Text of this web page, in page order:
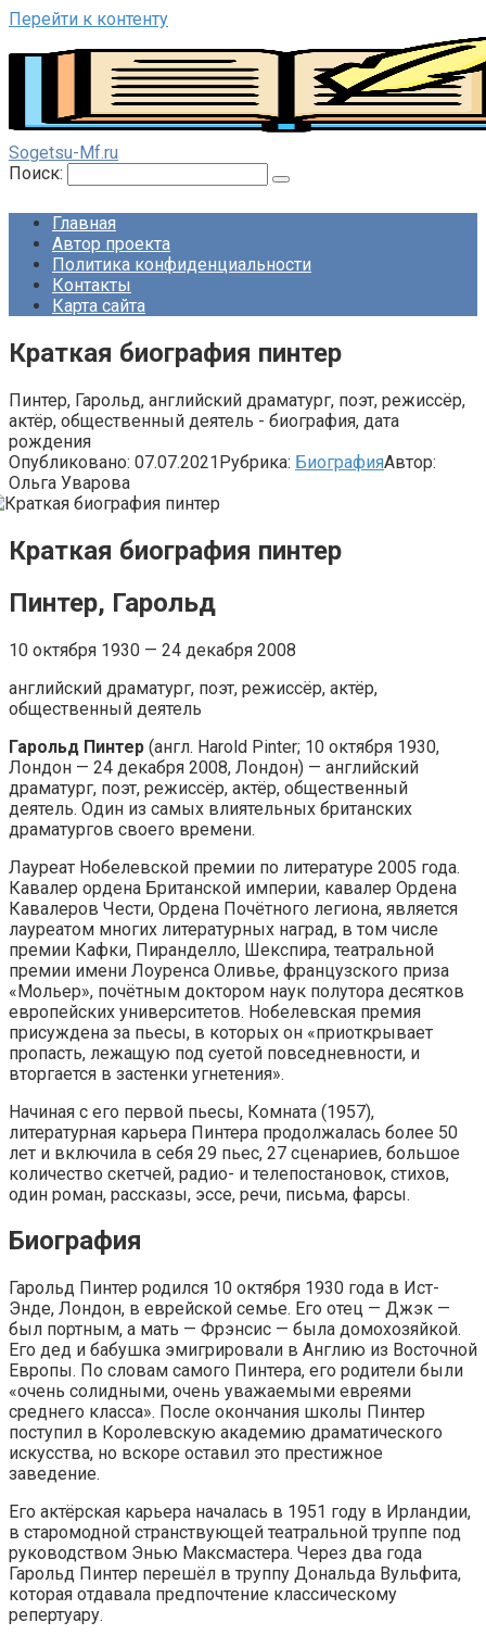
Перейти к контенту
Sogetsu-Mf.ru
Поиск:
Главная
Автор проекта
Политика конфиденциальности
Контакты
Карта сайта
Краткая биография пинтер
Пинтер, Гарольд, английский драматург, поэт, режиссёр,
актёр, общественный деятель - биография, дата
рождения
Опубликовано: 07.07.2021Рубрика: БиографияАвтор:
Ольга Уварова
Краткая биография пинтер
Пинтер, Гарольд
10 октября 1930 — 24 декабря 2008
английский драматург, поэт, режиссёр, актёр,
общественный деятель
Гарольд Пинтер (англ. Harold Pinter; 10 октября 1930,
Лондон — 24 декабря 2008, Лондон) — английский
драматург, поэт, режиссёр, актёр, общественный
деятель. Один из самых влиятельных британских
драматургов своего времени.
Лауреат Нобелевской премии по литературе 2005 года.
Кавалер ордена Британской империи, кавалер Ордена
Кавалеров Чести, Ордена Почётного легиона, является
лауреатом многих литературных наград, в том числе
премии Кафки, Пиранделло, Шекспира, театральной
премии имени Лоуренса Оливье, французского приза
«Мольер», почётным доктором наук полутора десятков
европейских университетов. Нобелевская премия
присуждена за пьесы, в которых он «приоткрывает
пропасть, лежащую под суетой повседневности, и
вторгается в застенки угнетения».
Начиная с его первой пьесы, Комната (1957),
литературная карьера Пинтера продолжалась более 50
лет и включила в себя 29 пьес, 27 сценариев, большое
количество скетчей, радио- и телепостановок, стихов,
один роман, рассказы, эссе, речи, письма, фарсы.
Биография
Гарольд Пинтер родился 10 октября 1930 года в Ист-
Энде, Лондон, в еврейской семье. Его отец — Джэк —
был портным, а мать — Фрэнсис — была домохозяйкой.
Его дед и бабушка эмигрировали в Англию из Восточной
Европы. По словам самого Пинтера, его родители были
«очень солидными, очень уважаемыми евреями
среднего класса». После окончания школы Пинтер
поступил в Королевскую академию драматического
искусства, но вскоре оставил это престижное
заведение.
Его актёрская карьера началась в 1951 году в Ирландии,
в старомодной странствующей театральной труппе под
руководством Энью Максмастера. Через два года
Гарольд Пинтер перешёл в труппу Дональда Вульфита,
которая отдавала предпочтение классическому
репертуару.